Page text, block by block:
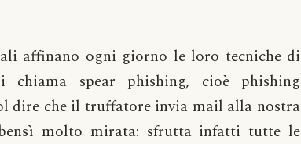
affinano ogni giorno le loro tecniche di
spear phishing, cioè phishing
dire che il truffatore invia mail alla nostra
molto mirata: sfrutta infatti tutte le